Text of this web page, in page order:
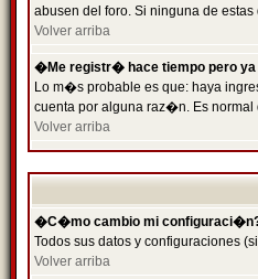
abusen del foro. Si ninguna de
Volver arriba
�Me registr� hace tiempo pero ya
Lo m�s probable es que: haya
cuenta por alguna raz�n. Es
Volver arriba
�C�mo cambio mi
Todos sus datos y configuraciones
Volver arriba